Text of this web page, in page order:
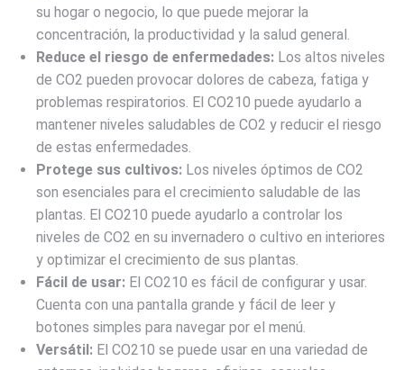
su hogar o negocio, lo que puede mejorar la
concentración, la productividad y la salud general.
Reduce el riesgo de enfermedades: Los altos niveles
de CO2 pueden provocar dolores de cabeza, fatiga y
problemas respiratorios. El CO210 puede ayudarlo a
mantener niveles saludables de CO2 y reducir el riesgo
de estas enfermedades.
Protege sus cultivos: Los niveles óptimos de CO2
son esenciales para el crecimiento saludable de las
plantas. El CO210 puede ayudarlo a controlar los
niveles de CO2 en su invernadero o cultivo en interiores
y optimizar el crecimiento de sus plantas.
Fácil de usar: El CO210 es fácil de configurar y usar.
Cuenta con una pantalla grande y fácil de leer y
botones simples para navegar por el menú.
Versátil: El CO210 se puede usar en una variedad de